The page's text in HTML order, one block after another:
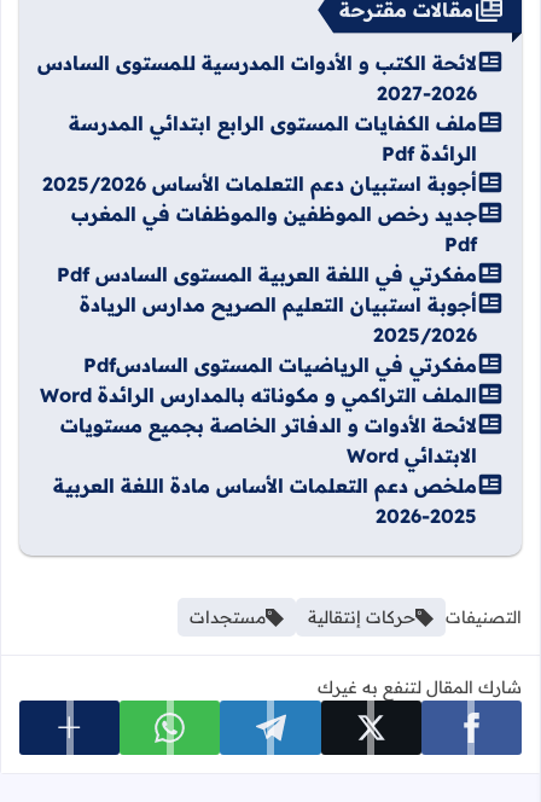
مقالات مقترحة
لائحة الكتب و الأدوات المدرسية للمستوى السادس
2026-2027
ملف الكفايات المستوى الرابع ابتدائي المدرسة
الرائدة Pdf
أجوبة استبيان دعم التعلمات الأساس 2025/2026
جديد رخص الموظفين والموظفات في المغرب
Pdf
مفكرتي في اللغة العربية المستوى السادس Pdf
أجوبة استبيان التعليم الصريح مدارس الريادة
2025/2026
مفكرتي في الرياضيات المستوى السادسPdf
الملف التراكمي و مكوناته بالمدارس الرائدة Word
لائحة الأدوات و الدفاتر الخاصة بجميع مستويات
الابتدائي Word
ملخص دعم التعلمات الأساس مادة اللغة العربية
2025-2026
التصنيفات حركات إنتقالية مستجدات
شارك المقال لتنفع به غيرك
شارك على facebook شارك على x شارك على telegram شارك على whatsapp عرض